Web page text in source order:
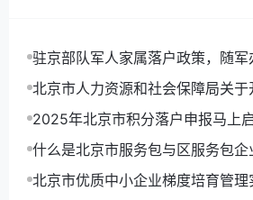
驻京部队军人家属落户政策，随
详解
北京市人力资源和社会保障局关
积分落户申报工作的通告
2025年北京市积分落户申报马上
可以拿到北京户口
什么是北京市服务包与区服务包企
优势
北京市优质中小企业梯度培育管理